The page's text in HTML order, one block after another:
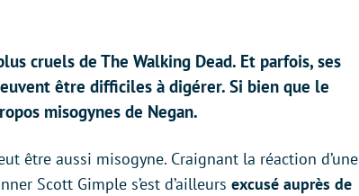
cruels de The Walking Dead. Et parfois, ses
être difficiles à digérer. Si bien que le
misogynes de Negan.
être aussi misogyne. Craignant la réaction d’une
Scott Gimple s’est d’ailleurs excusé auprès de